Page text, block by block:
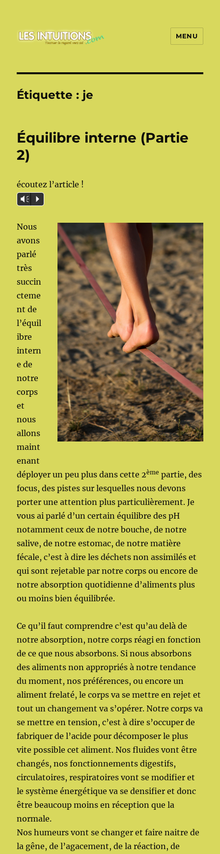
MENU
Étiquette : je
Équilibre interne (Partie
2)
écoutez l’article !
Vm P
Nous
avons
parlé
très
succin
cteme
nt de
l’équil
ibre
intern
e de
notre
corps
et
nous
allons
maint
enant
déployer un peu plus dans cette 2ème partie, des
focus, des pistes sur lesquelles nous devons
porter une attention plus particulièrement. Je
vous ai parlé d’un certain équilibre des pH
notamment ceux de notre bouche, de notre
salive, de notre estomac, de notre matière
fécale, c’est à dire les déchets non assimilés et
qui sont rejetable par notre corps ou encore de
notre absorption quotidienne d’aliments plus
ou moins bien équilibrée.
Ce qu’il faut comprendre c’est qu’au delà de
notre absorption, notre corps réagi en fonction
de ce que nous absorbons. Si nous absorbons
des aliments non appropriés à notre tendance
du moment, nos préférences, ou encore un
aliment frelaté, le corps va se mettre en rejet et
tout un changement va s’opérer. Notre corps va
se mettre en tension, c’est à dire s’occuper de
fabriquer de l’acide pour décomposer le plus
vite possible cet aliment. Nos fluides vont être
changés, nos fonctionnements digestifs,
circulatoires, respiratoires vont se modifier et
le système énergétique va se densifier et donc
être beaucoup moins en réception que la
normale.
Nos humeurs vont se changer et faire naitre de
la gêne, de l’agacement, de la réaction, de